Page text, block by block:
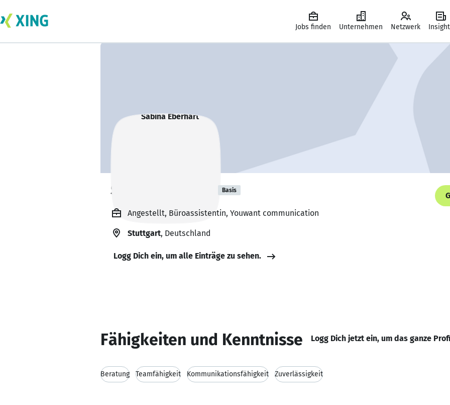
Jobs finden Unternehmen Netzwerk
Sabina Eberhart Basis
Angestellt, Büroassistentin, Youwant communication
Stuttgart, Deutschland
Logg Dich ein, um alle Einträge zu sehen.
Fähigkeiten und Kenntnisse Logg Dich jetzt ein, um das ganze
Beratung Teamfähigkeit Kommunikationsfähigkeit Zuverlässigkeit